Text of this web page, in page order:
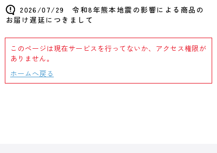
2026/07/29 令和8年熊本地震の影響による商品の
お届け遅延につきまして
このページは現在サービスを行ってないか、アクセス権限が
ありません。
ホームへ戻る